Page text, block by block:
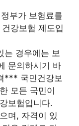
부가 보험료를
강보험 제도입
는 경우에는 보
문의하시기 바
*** 국민건강보
모든 국민이
보험입니다.
며, 자격이 있